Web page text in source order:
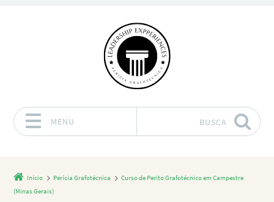
MENU BUSCA
Início Perícia Grafotécnica
Curso de Perito Grafotécnico em Campestre
(Minas Gerais)